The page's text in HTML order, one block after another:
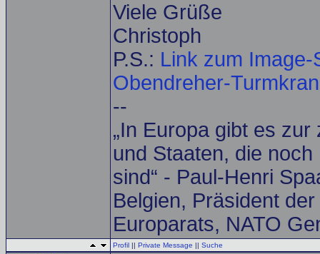
Viele Grüße
Christoph
P.S.: Link zum
Obendreher-
--
„In Europa gibt es
und Staaten, die
sind“ - Paul-Henri
Belgien, Präsident
Europarats, NATO
Profil || Private Message || Suche